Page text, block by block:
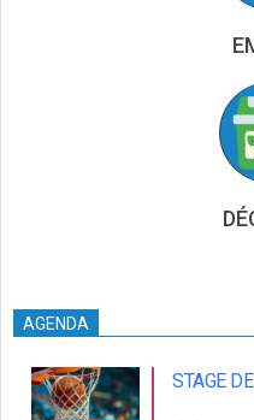
AGENDA
STAGE